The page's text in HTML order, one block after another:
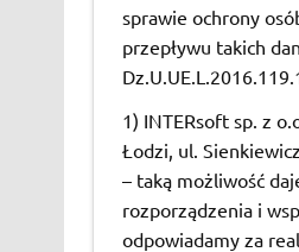
sprawie ochrony
przepływu takich
1) INTERsoft sp. z
Łodzi, ul.
– taką możliwość
rozporządzenia i
odpowiadamy za